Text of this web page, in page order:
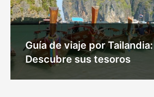
Guía de viaje por Tailandia:
Descubre sus tesoros